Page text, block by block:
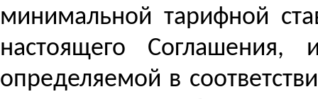
минимальной тарифной
настоящего
определяемой в